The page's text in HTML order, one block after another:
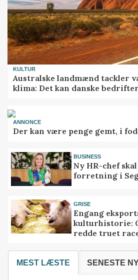
KULTUR
Australske landmænd tackler
klima: Det kan danske
ANNONCE
Der kan være penge gemt, i
BUSINESS
Ny HR-chef
forretning i
GRISE
Engang
kulturhistorie:
redde truet
MEST LÆSTE SENESTE